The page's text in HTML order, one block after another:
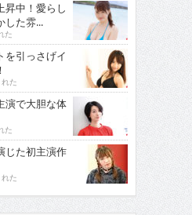
中！愛らし
した雰...
た
引っさげイ
た
で大胆な体
た
た初主演作
た